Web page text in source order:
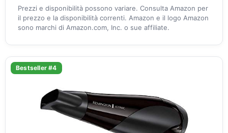
Prezzi e disponibilità possono variare. Consulta Amazon per
il prezzo e la disponibilità correnti. Amazon e il logo Amazon
sono marchi di Amazon.com, Inc. o sue affiliate.
Bestseller #4